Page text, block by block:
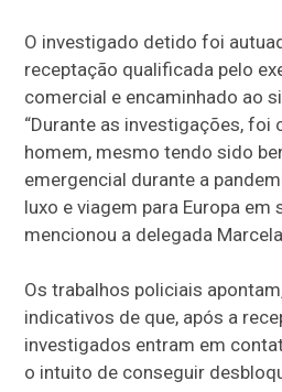
O investigado detido foi
receptação qualificada pelo
comercial e encaminhado ao
“Durante as investigações, foi
homem, mesmo tendo sido
emergencial durante a
luxo e viagem para Europa em
mencionou a delegada
Os trabalhos policiais
indicativos de que, após a
investigados entram em
o intuito de conseguir